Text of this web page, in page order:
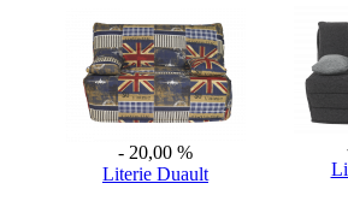
- 20,00 %
Literie Duault